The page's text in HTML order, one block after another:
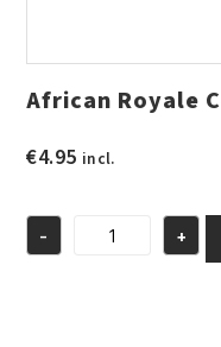
African Royale
€4.95 incl.
African
- +